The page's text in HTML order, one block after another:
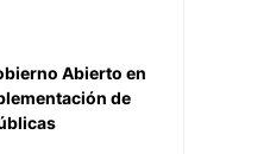
Abierto en
de